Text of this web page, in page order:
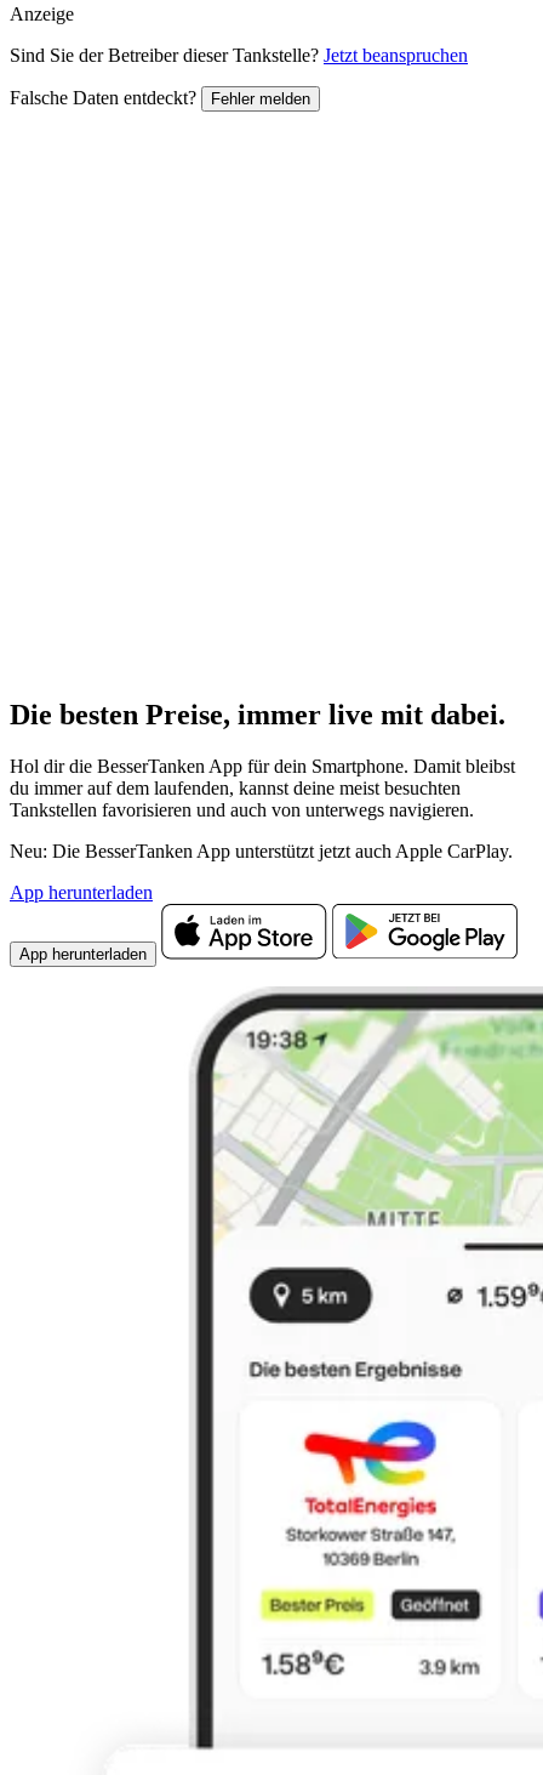
Anzeige
Sind Sie der Betreiber dieser Tankstelle? Jetzt beanspruchen
Falsche Daten entdeckt? Fehler melden
Die besten Preise, immer live mit dabei.
Hol dir die BesserTanken App für dein Smartphone. Damit bleibst
du immer auf dem laufenden, kannst deine meist besuchten
Tankstellen favorisieren und auch von unterwegs navigieren.
Neu: Die BesserTanken App unterstützt jetzt auch Apple CarPlay.
App herunterladen
App herunterladen